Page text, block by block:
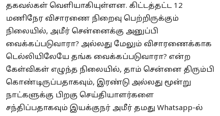
தகவல்கள் வெளியாகியுள்ளன. கிட்டத்தட்ட 12
மணிநேர விசாரணை நிறைவு பெற்றிருக்கும்
நிலையில், அமீர் சென்னைக்கு அனுப்பி
வைக்கப்படுவாரா? அல்லது மேலும் விசாரணைக்காக
டெல்லியிலேயே தங்க வைக்கப்படுவாரா? என்ற
கேள்விகள் எழுந்த நிலையில், தாம் சென்னை திரும்பி
கொண்டிருப்பதாகவும், இரண்டு அல்லது மூன்று
நாட்களுக்கு பிறகு செய்தியாளர்களை
சந்திப்பதாகவும் இயக்குநர் அமீர் தமது Whatsapp-ல்